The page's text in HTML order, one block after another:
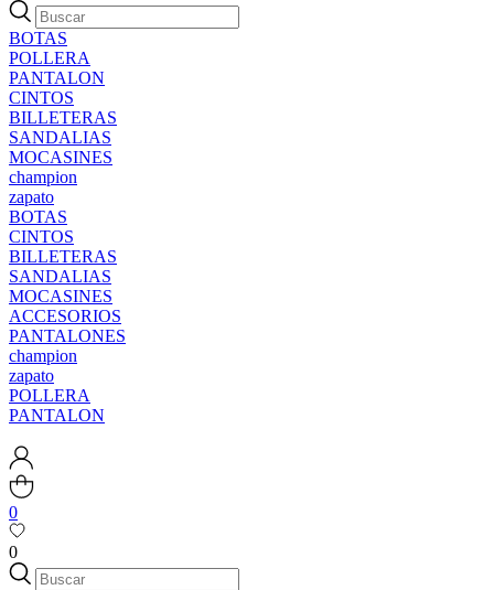
BOTAS
POLLERA
PANTALON
CINTOS
BILLETERAS
SANDALIAS
MOCASINES
champion
zapato
BOTAS
CINTOS
BILLETERAS
SANDALIAS
MOCASINES
ACCESORIOS
PANTALONES
champion
zapato
POLLERA
PANTALON
0
0